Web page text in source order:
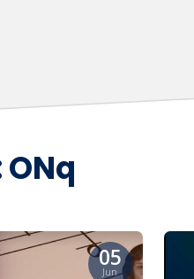
ONq
05
Jun